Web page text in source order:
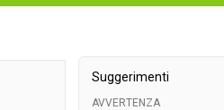
Suggerimenti
AVVERTENZA